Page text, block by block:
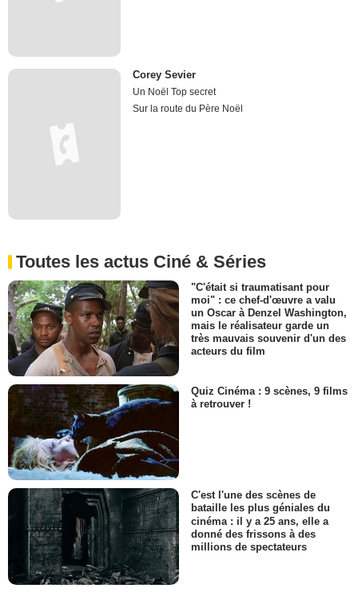
Corey Sevier
Un Noël Top secret
Sur la route du Père Noël
Toutes les actus Ciné & Séries
"C'était si traumatisant pour
moi" : ce chef-d'œuvre a valu
un Oscar à Denzel Washington,
mais le réalisateur garde un
très mauvais souvenir d'un des
acteurs du film
Quiz Cinéma : 9 scènes, 9 films
à retrouver !
C'est l'une des scènes de
bataille les plus géniales du
cinéma : il y a 25 ans, elle a
donné des frissons à des
millions de spectateurs